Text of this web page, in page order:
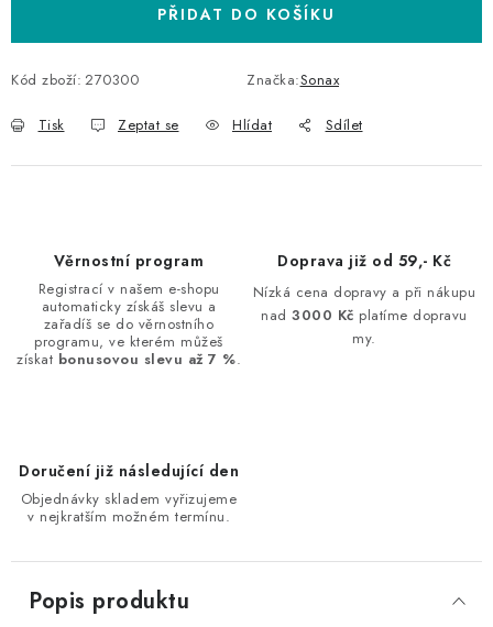
PŘIDAT DO KOŠÍKU
Kód zboží: 270300 Značka:Sonax
Tisk Zeptat se Hlídat Sdílet
Věrnostní program
Registrací v našem e-shopu
automaticky získáš slevu a
zařadíš se do věrnostního
programu, ve kterém můžeš
získat bonusovou slevu až 7 %.
Doprava již od 59,- Kč
Nízká cena dopravy a při nákupu
nad3000 Kč platíme dopravu
my.
Doručení již následující den
Objednávky skladem vyřizujeme
v nejkratším možném termínu.
Popis produktu